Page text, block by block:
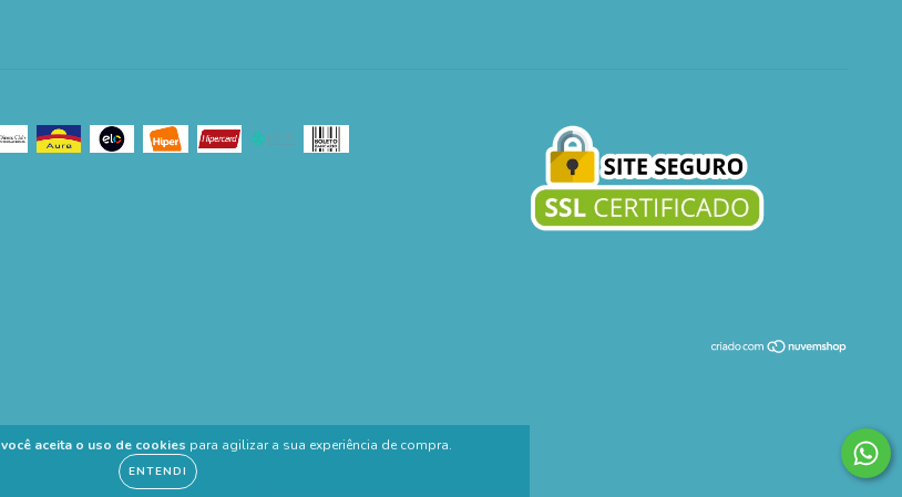
você aceita o uso de cookies para agilizar a sua experiência de compra.
ENTENDI